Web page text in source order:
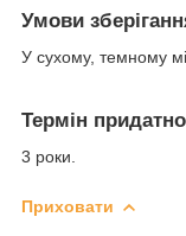
Умови
У сухому, темному
Термін
3 роки.
Приховати